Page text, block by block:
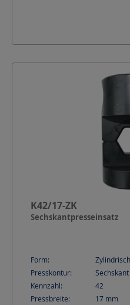
K42/17-ZK
Sechskantpresseinsatz
Form:
Presskontur:
Kennzahl:
42
Pressbreite:
17 mm